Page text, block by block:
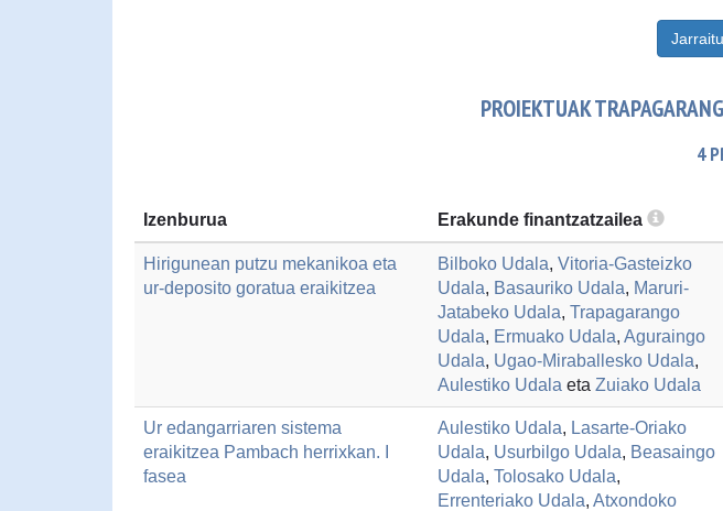
PROIEKTUAK
4
Izenburua Erakunde finantzatzailea
Hirigunean putzu mekanikoa eta
ur-deposito goratua eraikitzea
Bilboko Udala, Vitoria-Gasteizko
Udala, Basauriko Udala, Maruri-
Jatabeko Udala, Trapagarango
Udala, Ermuako Udala, Aguraingo
Udala, Ugao-Miraballesko Udala,
Aulestiko Udala eta Zuiako Udala
Ur edangarriaren sistema
eraikitzea Pambach herrixkan. I
fasea
Aulestiko Udala, Lasarte-Oriako
Udala, Usurbilgo Udala, Beasaingo
Udala, Tolosako Udala,
Errenteriako Udala, Atxondoko